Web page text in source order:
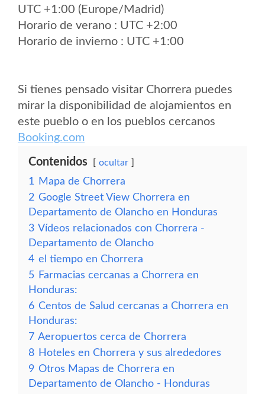
UTC +1:00 (Europe/Madrid)
Horario de verano : UTC +2:00
Horario de invierno : UTC +1:00
Si tienes pensado visitar Chorrera puedes
mirar la disponibilidad de alojamientos en
este pueblo o en los pueblos cercanos
Booking.com
Contenidos ocultar
1
Mapa de Chorrera
2 Google Street View Chorrera en
Departamento de Olancho en Honduras
3 Vídeos relacionados con Chorrera -
Departamento de Olancho
4 el tiempo en Chorrera
5 Farmacias cercanas a Chorrera en
Honduras:
6 Centos de Salud cercanas a Chorrera en
Honduras:
7 Aeropuertos cerca de Chorrera
8 Hoteles en Chorrera y sus alrededores
9 Otros Mapas de Chorrera en
Departamento de Olancho - Honduras